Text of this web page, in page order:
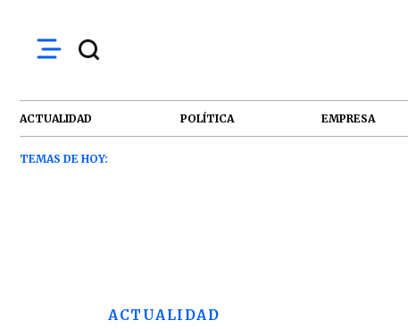
ACTUALIDAD POLÍTICA EMPRESA
TEMAS DE HOY:
ACTUALIDAD